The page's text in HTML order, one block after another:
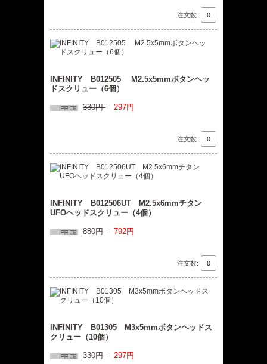
注文数:
INFINITY B012505 M2.5x5mmボタンヘッ
ドスクリュー（6個）
330円 297円
注文数:
INFINITY B012506UT M2.5x6mmチタン
UFOヘッドスクリュー（4個）
880円 792円
注文数:
INFINITY B01305 M3x5mmボタンヘッドス
クリュー（10個）
330円 297円